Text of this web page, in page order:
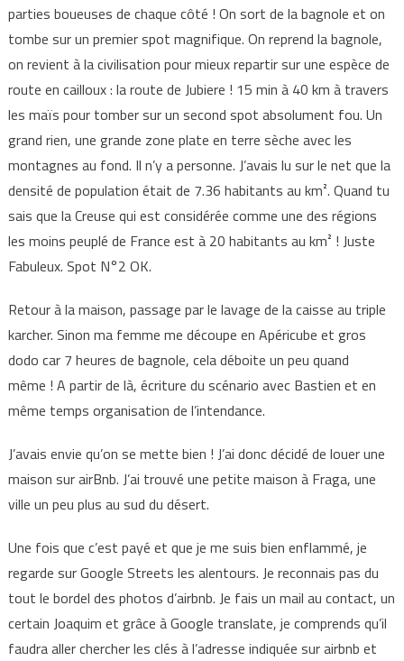
parties boueuses de chaque côté ! On sort de la bagnole et on
tombe sur un premier spot magnifique. On reprend la bagnole,
on revient à la civilisation pour mieux repartir sur une espèce de
route en cailloux : la route de Jubiere ! 15 min à 40 km à travers
les maïs pour tomber sur un second spot absolument fou. Un
grand rien, une grande zone plate en terre sèche avec les
montagnes au fond. Il n’y a personne. J’avais lu sur le net que la
densité de population était de 7.36 habitants au km². Quand tu
sais que la Creuse qui est considérée comme une des régions
les moins peuplé de France est à 20 habitants au km² ! Juste
Fabuleux. Spot N°2 OK.
Retour à la maison, passage par le lavage de la caisse au triple
karcher. Sinon ma femme me découpe en Apéricube et gros
dodo car 7 heures de bagnole, cela déboite un peu quand
même ! A partir de là, écriture du scénario avec Bastien et en
même temps organisation de l’intendance.
J’avais envie qu’on se mette bien ! J’ai donc décidé de louer une
maison sur airBnb. J’ai trouvé une petite maison à Fraga, une
ville un peu plus au sud du désert.
Une fois que c’est payé et que je me suis bien enflammé, je
regarde sur Google Streets les alentours. Je reconnais pas du
tout le bordel des photos d’airbnb. Je fais un mail au contact, un
certain Joaquim et grâce à Google translate, je comprends qu’il
faudra aller chercher les clés à l’adresse indiquée sur airbnb et